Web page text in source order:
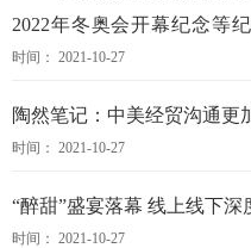
2022年冬奥会开幕纪念等
列
时间： 2021-10-27
陶然笔记：中美经贸沟通更
时间： 2021-10-27
“醉甜”盛宴落幕 线上线下深
时间： 2021-10-27